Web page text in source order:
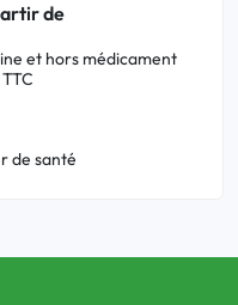
de
et hors médicament
de santé